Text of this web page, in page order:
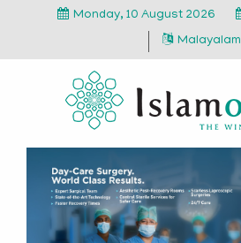
Monday, 10 August 2026
Malayalam